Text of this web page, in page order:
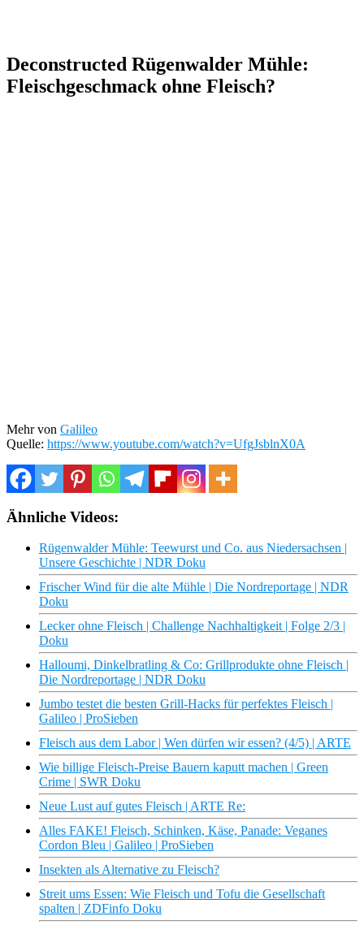
Deconstructed Rügenwalder Mühle:
Fleischgeschmack ohne Fleisch?
Mehr von Galileo
Quelle: https://www.youtube.com/watch?v=UfgJsblnX0A
Ähnliche Videos:
Rügenwalder Mühle: Teewurst und Co. aus Niedersachsen |
Unsere Geschichte | NDR Doku
Frischer Wind für die alte Mühle | Die Nordreportage | NDR
Doku
Lecker ohne Fleisch | Challenge Nachhaltigkeit | Folge 2/3 |
Doku
Halloumi, Dinkelbratling & Co: Grillprodukte ohne Fleisch |
Die Nordreportage | NDR Doku
Jumbo testet die besten Grill-Hacks für perfektes Fleisch |
Galileo | ProSieben
Fleisch aus dem Labor | Wen dürfen wir essen? (4/5) | ARTE
Wie billige Fleisch-Preise Bauern kaputt machen | Green
Crime | SWR Doku
Neue Lust auf gutes Fleisch | ARTE Re:
Alles FAKE! Fleisch, Schinken, Käse, Panade: Veganes
Cordon Bleu | Galileo | ProSieben
Insekten als Alternative zu Fleisch?
Streit ums Essen: Wie Fleisch und Tofu die Gesellschaft
spalten | ZDFinfo Doku